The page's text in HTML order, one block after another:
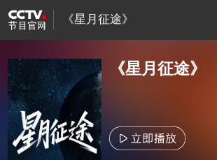
《星月征途》
《星月征途》